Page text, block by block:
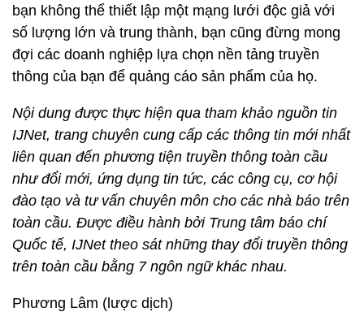
bạn không thể thiết lập một mạng lưới độc giả với
số lượng lớn và trung thành, bạn cũng đừng mong
đợi các doanh nghiệp lựa chọn nền tảng truyền
thông của bạn để quảng cáo sản phẩm của họ.
Nội dung được thực hiện qua tham khảo nguồn tin
IJNet, trang chuyên cung cấp các thông tin mới nhất
liên quan đến phương tiện truyền thông toàn cầu
như đổi mới, ứng dụng tin tức, các công cụ, cơ hội
đào tạo và tư vấn chuyên môn cho các nhà báo trên
toàn cầu. Được điều hành bởi Trung tâm báo chí
Quốc tế, IJNet theo sát những thay đổi truyền thông
trên toàn cầu bằng 7 ngôn ngữ khác nhau.
Phương Lâm (lược dịch)